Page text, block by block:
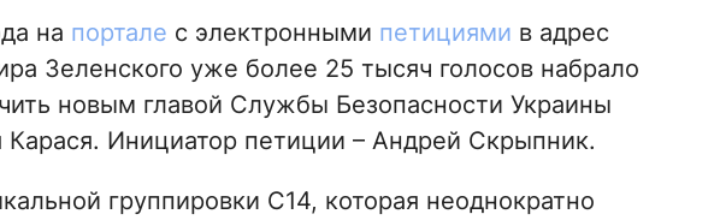
на портале с электронными петициями в адрес
Зеленского уже более 25 тысяч голосов набрало
новым главой Службы Безопасности Украины
Карася. Инициатор петиции – Андрей Скрыпник.
группировки С14, которая неоднократно